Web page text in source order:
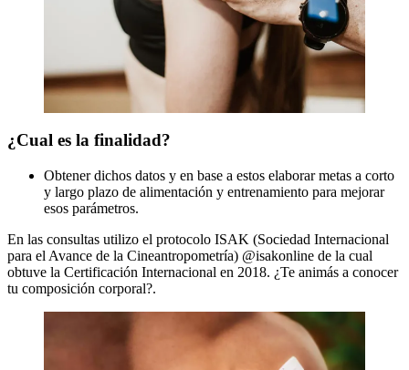
¿Cual es la finalidad?
Obtener dichos datos y en base a estos elaborar metas a corto
y largo plazo de alimentación y entrenamiento para mejorar
esos parámetros.
En las consultas utilizo el protocolo ISAK (Sociedad Internacional
para el Avance de la Cineantropometría) @isakonline de la cual
obtuve la Certificación Internacional en 2018. ¿Te animás a conocer
tu composición corporal?.